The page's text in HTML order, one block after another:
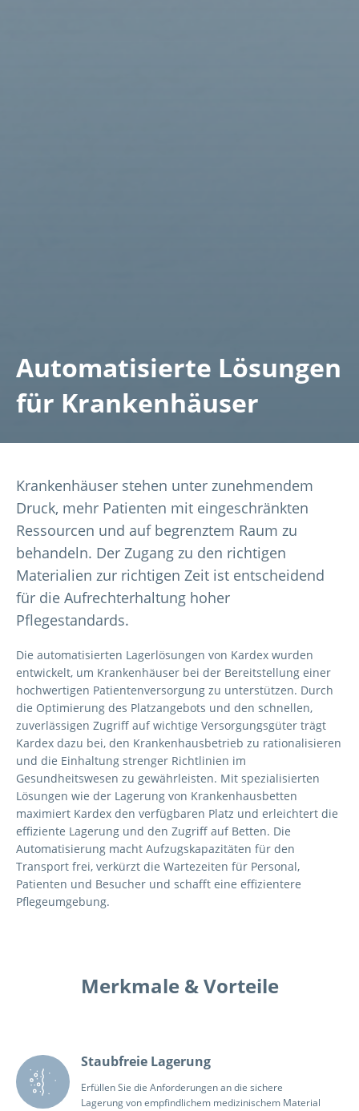
Automatisierte Lösungen
für Krankenhäuser
Krankenhäuser stehen unter zunehmendem
Druck, mehr Patienten mit eingeschränkten
Ressourcen und auf begrenztem Raum zu
behandeln. Der Zugang zu den richtigen
Materialien zur richtigen Zeit ist entscheidend
für die Aufrechterhaltung hoher
Pflegestandards.
Die automatisierten Lagerlösungen von Kardex wurden
entwickelt, um Krankenhäuser bei der Bereitstellung einer
hochwertigen Patientenversorgung zu unterstützen. Durch
die Optimierung des Platzangebots und den schnellen,
zuverlässigen Zugriff auf wichtige Versorgungsgüter trägt
Kardex dazu bei, den Krankenhausbetrieb zu rationalisieren
und die Einhaltung strenger Richtlinien im
Gesundheitswesen zu gewährleisten. Mit spezialisierten
Lösungen wie der Lagerung von Krankenhausbetten
maximiert Kardex den verfügbaren Platz und erleichtert die
effiziente Lagerung und den Zugriff auf Betten. Die
Automatisierung macht Aufzugskapazitäten für den
Transport frei, verkürzt die Wartezeiten für Personal,
Patienten und Besucher und schafft eine effizientere
Pflegeumgebung.
Merkmale & Vorteile
Staubfreie Lagerung
Erfüllen Sie die Anforderungen an die sichere
Lagerung von empfindlichem medizinischem Material